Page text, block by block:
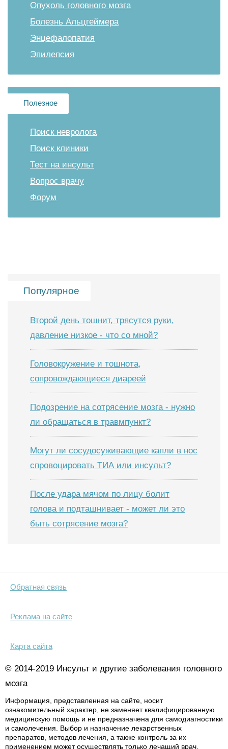
Опухоль головного мозга
Болезнь Альцгеймера
Энцефалопатия
Эпилепсия
Полезное
Поиск невролога
Поиск клиники
Тест на инсульт
Вопрос врачу
Форум
Популярное
Второй день тошнит, трясутся руки,
давление низкое - что со мной?
Головокружение и тошнота,
сопровождающиеся диареей
Подозрение на сотрясение мозга - нужно
ли обращаться в травмпункт?
Могут ли сосудосуживающие капли в нос
спровоцировать ТИА или инсульт?
После удара мячом по лицу болит
голова и подташнивает - может ли это
быть сотрясение мозга?
Обратная связь
Реклама на сайте
Карта сайта
© 2014-2019 Инсульт и другие заболевания головного
мозга
Информация, представленная на сайте, носит
ознакомительный характер, не заменяет квалифицированную
медицинскую помощь и не предназначена для самодиагностики
и самолечения. Выбор и назначение лекарственных
препаратов, методов лечения, а также контроль за их
применением может осуществлять только лечащий врач.